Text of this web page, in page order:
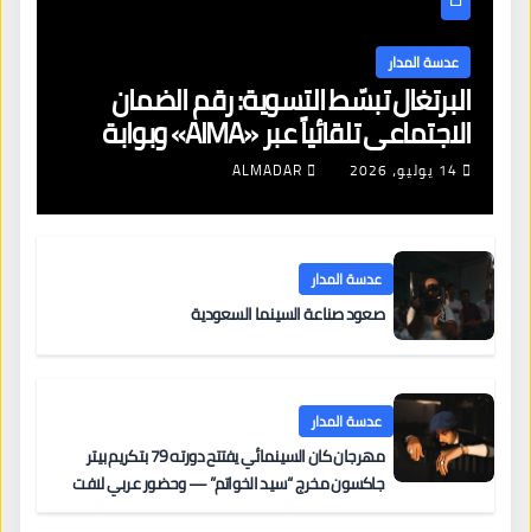
عدسة المدار
البرتغال تبسّط التسوية: رقم الضمان
الاجتماعي تلقائياً عبر «AIMA» وبوابة
جديدة لتجديد الإقامات
14 يوليو، 2026 ALMADAR
عدسة المدار
صعود صناعة السينما السعودية
عدسة المدار
مهرجان كان السينمائي يفتتح دورته 79 بتكريم بيتر
جاكسون مخرج “سيد الخواتم” — وحضور عربي لافت